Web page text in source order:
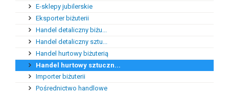
E-sklepy jubilerskie
Eksporter biżuterii
Handel detaliczny biżu...
Handel detaliczny sztu...
Handel hurtowy biżuterią
Handel hurtowy sztuczn...
Importer biżuterii
Pośrednictwo handlowe